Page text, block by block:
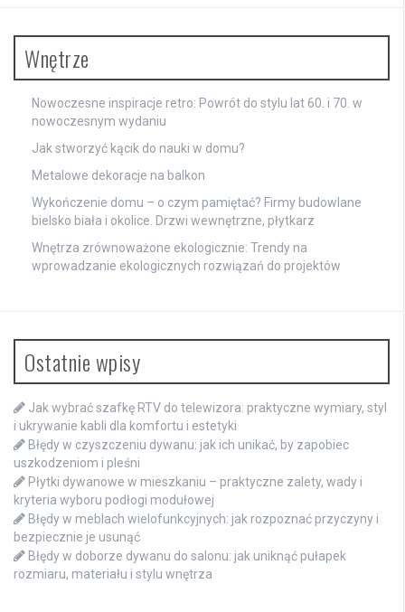
Wnętrze
Nowoczesne inspiracje retro: Powrót do stylu lat 60. i 70. w
nowoczesnym wydaniu
Jak stworzyć kącik do nauki w domu?
Metalowe dekoracje na balkon
Wykończenie domu – o czym pamiętać? Firmy budowlane
bielsko biała i okolice. Drzwi wewnętrzne, płytkarz
Wnętrza zrównoważone ekologicznie: Trendy na
wprowadzanie ekologicznych rozwiązań do projektów
Ostatnie wpisy
Jak wybrać szafkę RTV do telewizora: praktyczne wymiary, styl
i ukrywanie kabli dla komfortu i estetyki
Błędy w czyszczeniu dywanu: jak ich unikać, by zapobiec
uszkodzeniom i pleśni
Płytki dywanowe w mieszkaniu – praktyczne zalety, wady i
kryteria wyboru podłogi modułowej
Błędy w meblach wielofunkcyjnych: jak rozpoznać przyczyny i
bezpiecznie je usunąć
Błędy w doborze dywanu do salonu: jak uniknąć pułapek
rozmiaru, materiału i stylu wnętrza